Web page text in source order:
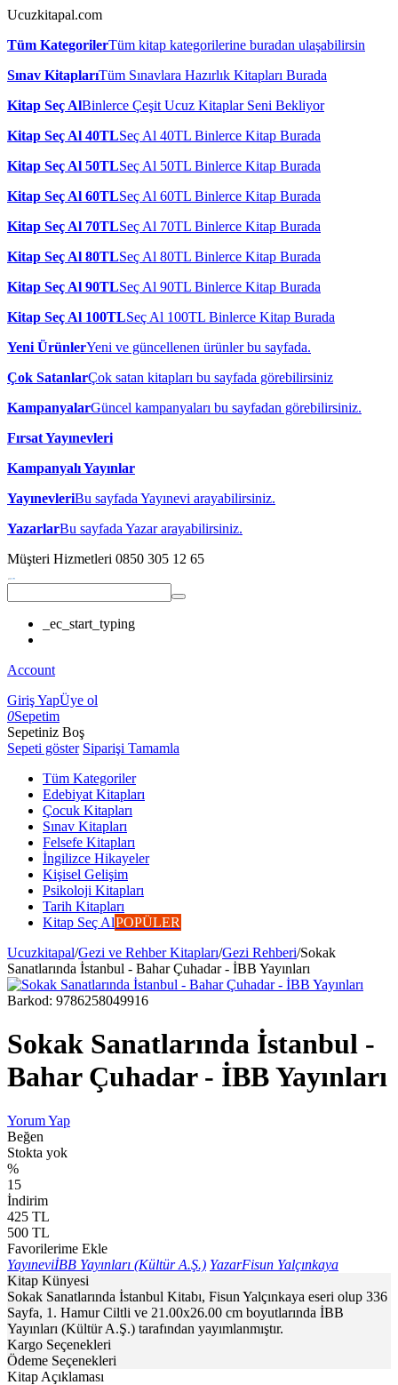
Ucuzkitapal.com
Tüm KategorilerTüm kitap kategorilerine buradan ulaşabilirsin
Sınav KitaplarıTüm Sınavlara Hazırlık Kitapları Burada
Kitap Seç AlBinlerce Çeşit Ucuz Kitaplar Seni Bekliyor
Kitap Seç Al 40TLSeç Al 40TL Binlerce Kitap Burada
Kitap Seç Al 50TLSeç Al 50TL Binlerce Kitap Burada
Kitap Seç Al 60TLSeç Al 60TL Binlerce Kitap Burada
Kitap Seç Al 70TLSeç Al 70TL Binlerce Kitap Burada
Kitap Seç Al 80TLSeç Al 80TL Binlerce Kitap Burada
Kitap Seç Al 90TLSeç Al 90TL Binlerce Kitap Burada
Kitap Seç Al 100TLSeç Al 100TL Binlerce Kitap Burada
Yeni ÜrünlerYeni ve güncellenen ürünler bu sayfada.
Çok SatanlarÇok satan kitapları bu sayfada görebilirsiniz
KampanyalarGüncel kampanyaları bu sayfadan görebilirsiniz.
Fırsat Yayınevleri
Kampanyalı Yayınlar
YayınevleriBu sayfada Yayınevi arayabilirsiniz.
YazarlarBu sayfada Yazar arayabilirsiniz.
Müşteri Hizmetleri 0850 305 12 65
_ec_start_typing
Account
Giriş YapÜye ol
0Sepetim
Sepetiniz Boş
Sepeti göster Siparişi Tamamla
Tüm Kategoriler
Edebiyat Kitapları
Çocuk Kitapları
Sınav Kitapları
Felsefe Kitapları
İngilizce Hikayeler
Kişisel Gelişim
Psikoloji Kitapları
Tarih Kitapları
Kitap Seç AlPOPÜLER
Ucuzkitapal/Gezi ve Rehber Kitapları/Gezi Rehberi/Sokak
Sanatlarında İstanbul - Bahar Çuhadar - İBB Yayınları
Barkod: 9786258049916
Sokak Sanatlarında İstanbul -
Bahar Çuhadar - İBB Yayınları
Yorum Yap
Beğen
Stokta yok
%
15
İndirim
425 TL
500 TL
Favorilerime Ekle
YayıneviİBB Yayınları (Kültür A.Ş.) YazarFisun Yalçınkaya
Kitap Künyesi
Sokak Sanatlarında İstanbul Kitabı, Fisun Yalçınkaya eseri olup 336
Sayfa, 1. Hamur Ciltli ve 21.00x26.00 cm boyutlarında İBB
Yayınları (Kültür A.Ş.) tarafından yayımlanmıştır.
Kargo Seçenekleri
Ödeme Seçenekleri
Kitap Açıklaması